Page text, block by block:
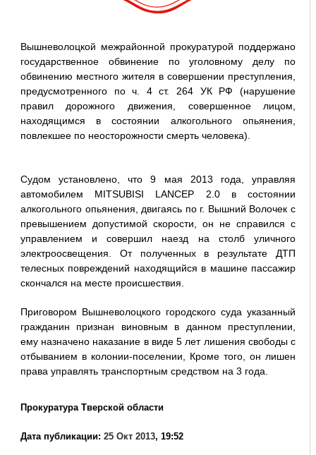
Вышневолоцкой межрайонной прокуратурой поддержано
государственное обвинение по уголовному делу по
обвинению местного жителя в совершении преступления,
предусмотренного по ч. 4 ст. 264 УК РФ (нарушение
правил дорожного движения, совершенное лицом,
находящимся в состоянии алкогольного опьянения,
повлекшее по неосторожности смерть человека).
Судом установлено, что 9 мая 2013 года, управляя
автомобилем MITSUBISI LANCEP 2.0 в состоянии
алкогольного опьянения, двигаясь по г. Вышний Волочек с
превышением допустимой скорости, он не справился с
управлением и совершил наезд на столб уличного
электроосвещения. От полученных в результате ДТП
телесных повреждений находящийся в машине пассажир
скончался на месте происшествия.
Приговором Вышневолоцкого городского суда указанный
гражданин признан виновным в данном преступлении,
ему назначено наказание в виде 5 лет лишения свободы с
отбыванием в колонии-поселении, Кроме того, он лишен
права управлять транспортным средством на 3 года.
Прокуратура Тверской области
Дата публикации: 25 Окт 2013, 19:52